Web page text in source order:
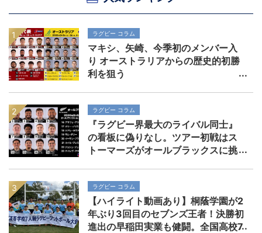
ラグビー コラム
マキシ、矢崎、今季初のメンバー入
り オーストラリアからの歴史的初勝
利を狙う
ラグビー コラム
『ラグビー界最大のライバル同士』
の看板に偽りなし。ツアー初戦はス
トーマーズがオールブラックスに挑
ラグビー コラム
【ハイライト動画あり】桐蔭学園が2
年ぶり3回目のセブンズ王者！決勝初
進出の早稲田実業も健闘。全国高校7